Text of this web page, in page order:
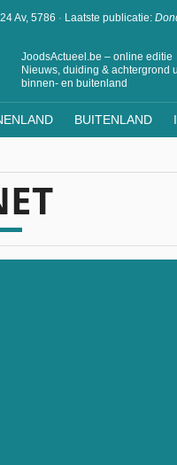
24 Av, 5786 · Laatste publicatie:
JoodsActueel.be – online editie
Nieuws, duiding & achtergrond
binnen- en buitenland
BUITENLAND